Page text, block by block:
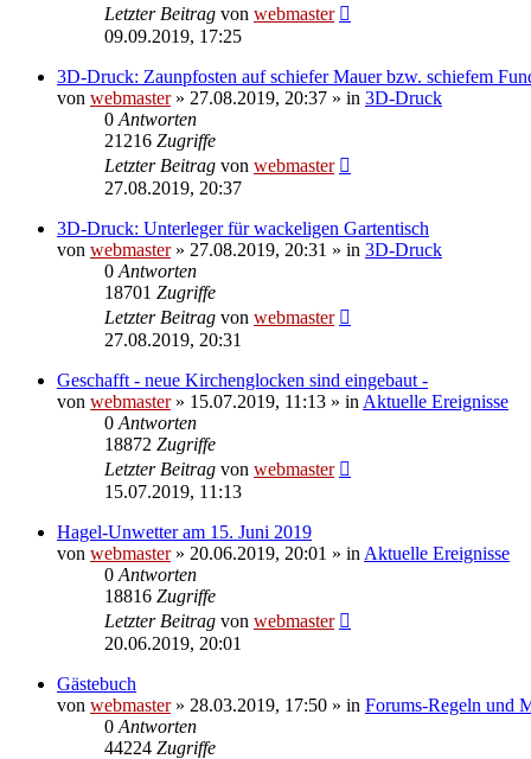
Letzter Beitrag von webmaster
09.09.2019, 17:25
3D-Druck: Zaunpfosten auf schiefer Mauer bzw. schiefem
von webmaster» 27.08.2019, 20:37 » in 3D-Druck
0 Antworten
21216 Zugriffe
Letzter Beitrag von webmaster
27.08.2019, 20:37
3D-Druck: Unterleger für wackeligen Gartentisch
von webmaster» 27.08.2019, 20:31 » in 3D-Druck
0 Antworten
18701 Zugriffe
Letzter Beitrag von webmaster
27.08.2019, 20:31
Geschafft - neue Kirchenglocken sind eingebaut -
von webmaster» 15.07.2019, 11:13 » in Aktuelle Ereignisse
0 Antworten
18872 Zugriffe
Letzter Beitrag von webmaster
15.07.2019, 11:13
Hagel-Unwetter am 15. Juni 2019
von webmaster» 20.06.2019, 20:01 » in Aktuelle Ereignisse
0 Antworten
18816 Zugriffe
Letzter Beitrag von webmaster
20.06.2019, 20:01
Gästebuch
von webmaster» 28.03.2019, 17:50 » in Forums-Regeln und
0 Antworten
44224 Zugriffe